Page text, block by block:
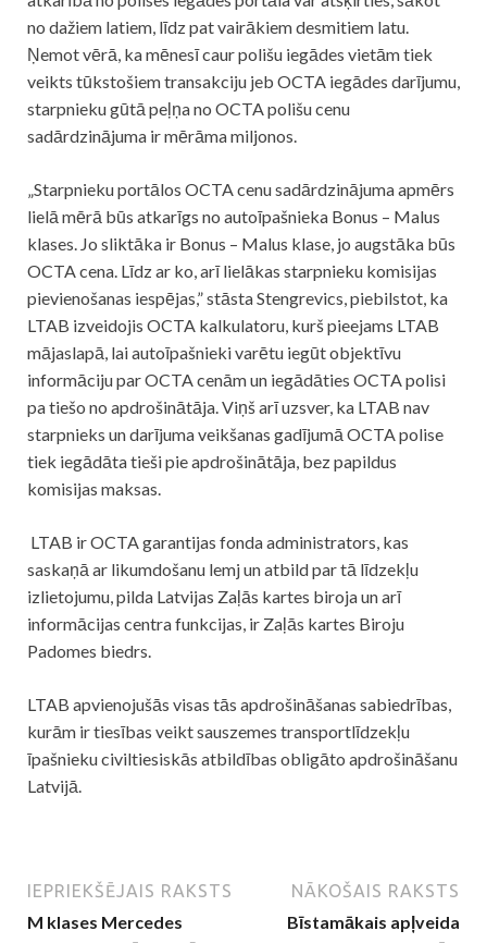
no dažiem latiem, līdz pat vairākiem desmitiem latu.
Ņemot vērā, ka mēnesī caur polišu iegādes vietām tiek
veikts tūkstošiem transakciju jeb OCTA iegādes darījumu,
starpnieku gūtā peļņa no OCTA polišu cenu
sadārdzinājuma ir mērāma miljonos.
„Starpnieku portālos OCTA cenu sadārdzinājuma apmērs
lielā mērā būs atkarīgs no autoīpašnieka Bonus – Malus
klases. Jo sliktāka ir Bonus – Malus klase, jo augstāka būs
OCTA cena. Līdz ar ko, arī lielākas starpnieku komisijas
pievienošanas iespējas,” stāsta Stengrevics, piebilstot, ka
LTAB izveidojis OCTA kalkulatoru, kurš pieejams LTAB
mājaslapā, lai autoīpašnieki varētu iegūt objektīvu
informāciju par OCTA cenām un iegādāties OCTA polisi
pa tiešo no apdrošinātāja. Viņš arī uzsver, ka LTAB nav
starpnieks un darījuma veikšanas gadījumā OCTA polise
tiek iegādāta tieši pie apdrošinātāja, bez papildus
komisijas maksas.
LTAB ir OCTA garantijas fonda administrators, kas
saskaņā ar likumdošanu lemj un atbild par tā līdzekļu
izlietojumu, pilda Latvijas Zaļās kartes biroja un arī
informācijas centra funkcijas, ir Zaļās kartes Biroju
Padomes biedrs.
LTAB apvienojušās visas tās apdrošināšanas sabiedrības,
kurām ir tiesības veikt sauszemes transportlīdzekļu
īpašnieku civiltiesiskās atbildības obligāto apdrošināšanu
Latvijā.
IEPRIEKŠĒJAIS RAKSTS
M klases Mercedes
NĀKOŠAIS RAKSTS
Bīstamākais apļveida